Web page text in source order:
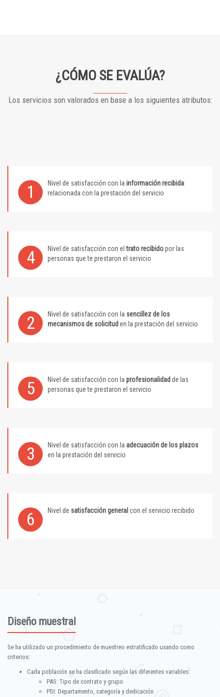
¿CÓMO SE EVALÚA?
Los servicios son valorados en base a los siguientes atributos:
1 Nivel de satisfacción con la información recibida
relacionada con la prestación del servicio
4 Nivel de satisfacción con eltrato recibidopor las
personas que te prestaron el servicio
2 Nivel de satisfacción con la sencillez de los
mecanismos de solicitud en la prestación del servicio
5 Nivel de satisfacción con la profesionalidad de las
personas que te prestaron el servicio
3 Nivel de satisfacción con la adecuación de los plazos
en la prestación del servicio
6 Nivel de satisfacción general con el servicio recibido
Diseño muestral
Se ha utilizado un procedimiento de muestreo estratificado usando como
criterios:
Cada población se ha clasificado según las diferentes variables:
PAS: Tipo de contrato y grupo
PDI: Departamento, categoría y dedicación